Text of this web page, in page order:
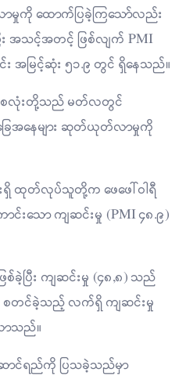
ကို ထောက်ပြခဲ့ကြသော်လည်း
း အသင့်အတင့် ဖြစ်လျက် PMI
အမြင့်ဆုံး ၅၁.၉ တွင် ရှိနေသည်။
ငံစလုံးတို့သည် မတ်လတွင်
ေအနေများ ဆုတ်ယုတ်လာမှုကို
ရှိ ထုတ်လုပ်သူတို့က ဖေဖေါ်ဝါရီ
းသော ကျဆင်းမှု (PMI ၄၈.၉)
ြစ်ခဲ့ပြီး ကျဆင်းမှု (၄၈,၈) သည်
တင်ခဲ့သည့် လက်ရှိ ကျဆင်းမှု
ာသည်။
ာင်ရည်ကို ပြသခဲ့သည်မှာ